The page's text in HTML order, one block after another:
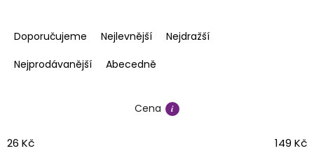
a
e
o
Doporučujeme Nejlevnější
Nejdražší
Nejprodávanější
Abecedně
Cena
26 Kč 149 Kč